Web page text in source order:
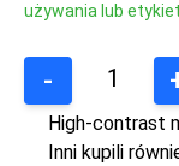
używania lub
-
High-contrast
Inni kupili